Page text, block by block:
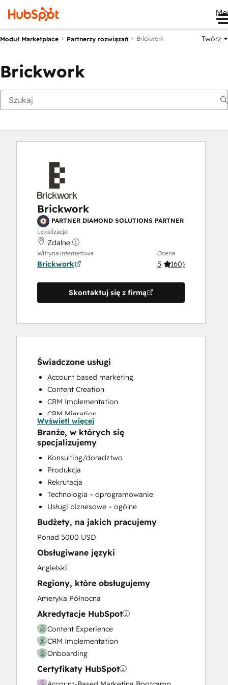
Moduł Marketplace Partnerzy rozwiązań Brickwork Twórz
Brickwork
Brickwork
PARTNER DIAMOND SOLUTIONS PARTNER
Lokalizacje
Zdalne
Witryna internetowa
Brickwork
Ocena
5 (160)
Skontaktuj się z firmą
Świadczone usługi
Account based marketing
Content Creation
CRM Implementation
CRM Migration
Custom API Integrations
Customer Marketing
Customer Survey and Analysis
Email Marketing
Full Inbound Marketing Services
Knowledge Base Development
Paid Advertising
Programmable Automation
Sales and Marketing Alignment
Sales Coaching and Training
Sales Enablement
Search Engine Optimization
Social Media
Video Production
Website Design
Website Development
Website Migration
Wyświetl więcej
Branże, w których się
specjalizujemy
Konsulting/doradztwo
Produkcja
Rekrutacja
Technologia – oprogramowanie
Usługi biznesowe – ogólne
Budżety, na jakich pracujemy
Ponad 5000 USD
Obsługiwane języki
Angielski
Regiony, które obsługujemy
Ameryka Północna
Akredytacje HubSpot
Content Experience
CRM Implementation
Onboarding
Certyfikaty HubSpot